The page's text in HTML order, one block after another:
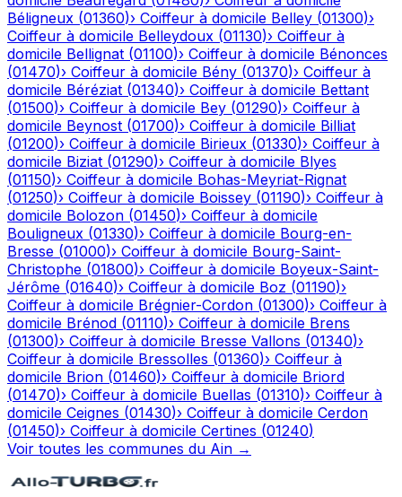
Béligneux (01360)› Coiffeur à domicile Belley (01300)›
Coiffeur à domicile Belleydoux (01130)› Coiffeur à
domicile Bellignat (01100)› Coiffeur à domicile Bénonces
(01470)› Coiffeur à domicile Bény (01370)› Coiffeur à
domicile Béréziat (01340)› Coiffeur à domicile Bettant
(01500)› Coiffeur à domicile Bey (01290)› Coiffeur à
domicile Beynost (01700)› Coiffeur à domicile Billiat
(01200)› Coiffeur à domicile Birieux (01330)› Coiffeur à
domicile Biziat (01290)› Coiffeur à domicile Blyes
(01150)› Coiffeur à domicile Bohas-Meyriat-Rignat
(01250)› Coiffeur à domicile Boissey (01190)› Coiffeur à
domicile Bolozon (01450)› Coiffeur à domicile
Bouligneux (01330)› Coiffeur à domicile Bourg-en-
Bresse (01000)› Coiffeur à domicile Bourg-Saint-
Christophe (01800)› Coiffeur à domicile Boyeux-Saint-
Jérôme (01640)› Coiffeur à domicile Boz (01190)›
Coiffeur à domicile Brégnier-Cordon (01300)› Coiffeur à
domicile Brénod (01110)› Coiffeur à domicile Brens
(01300)› Coiffeur à domicile Bresse Vallons (01340)›
Coiffeur à domicile Bressolles (01360)› Coiffeur à
domicile Brion (01460)› Coiffeur à domicile Briord
(01470)› Coiffeur à domicile Buellas (01310)› Coiffeur à
domicile Ceignes (01430)› Coiffeur à domicile Cerdon
(01450)› Coiffeur à domicile Certines (01240)
Voir toutes les communes du Ain →